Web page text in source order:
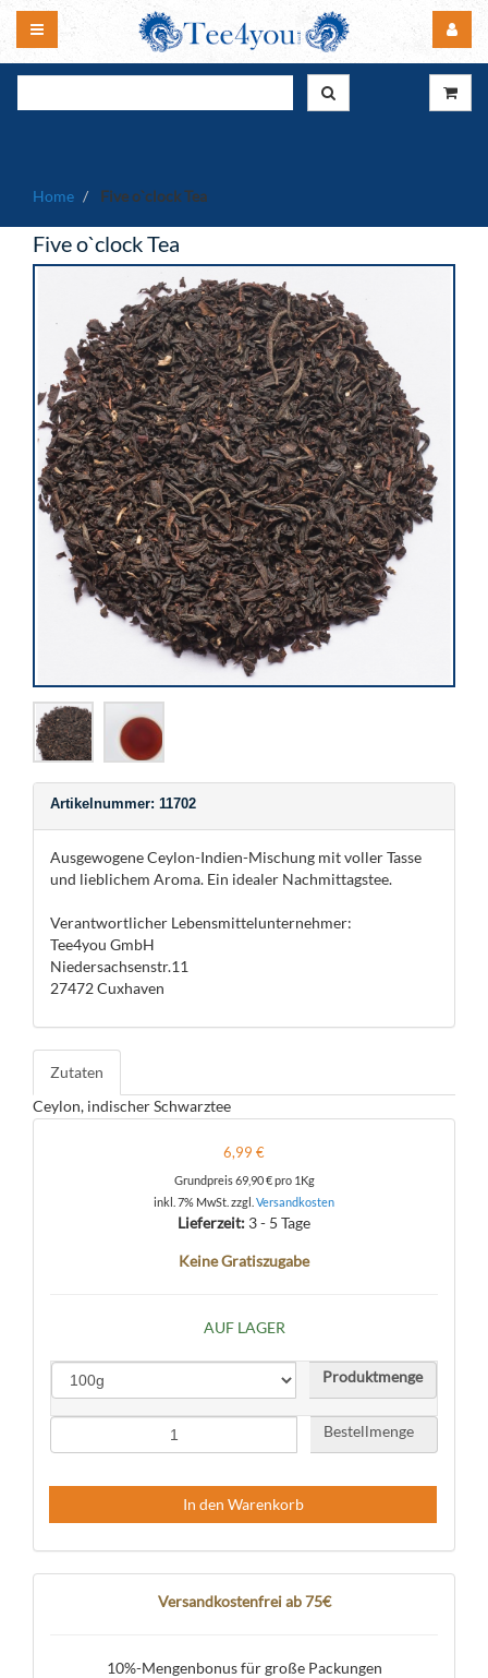
Home Five o`clock Tea
Five o`clock Tea
Artikelnummer: 11702
Ausgewogene Ceylon-Indien-Mischung mit voller Tasse
und lieblichem Aroma. Ein idealer Nachmittagstee.
Verantwortlicher Lebensmittelunternehmer:
Tee4you GmbH
Niedersachsenstr.11
27472 Cuxhaven
Zutaten
Ceylon, indischer Schwarztee
6,99 €
Grundpreis69,90 €pro 1Kg
inkl. 7% MwSt. zzgl. Versandkosten
Lieferzeit: 3 - 5 Tage
Keine Gratiszugabe
AUF LAGER
Produktmenge
Bestellmenge
In den Warenkorb
Versandkostenfrei ab 75€
10%-Mengenbonus für große Packungen